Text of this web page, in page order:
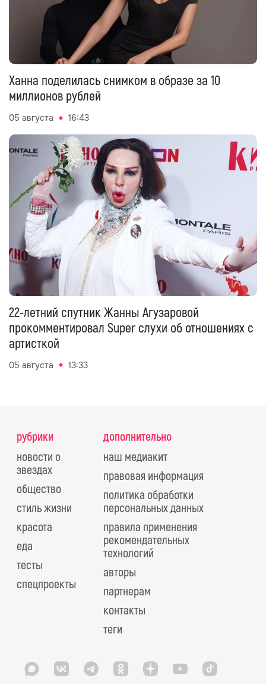
Ханна поделилась снимком в образе за 10
миллионов рублей
05 августа 16:43
22-летний спутник Жанны Агузаровой
прокомментировал Super слухи об отношениях с
артисткой
рубрики
новости о
звездах
общество
стиль жизни
красота
еда
тесты
дополнительно
наш медиакит
правовая информация
политика обработки
персональных данных
правила применения
рекомендательных
технологий
авторы
партнерам
контакты